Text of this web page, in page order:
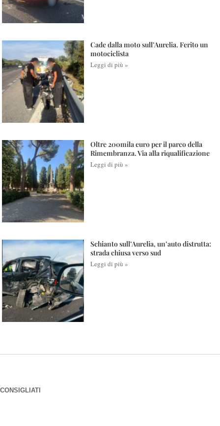
Cade dalla moto sull’Aurelia. Ferito un
motociclista
Leggi di più »
Oltre 200mila euro per il parco della
Rimembranza. Via alla riqualificazione
Leggi di più »
Schianto sull’Aurelia, un’auto distrutta:
strada chiusa verso sud
Leggi di più »
CONSIGLIATI